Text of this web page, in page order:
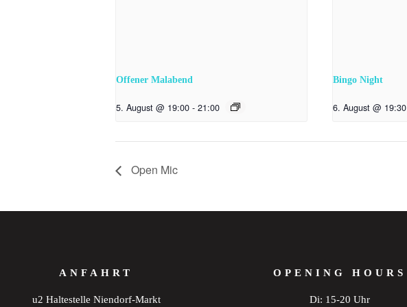
Offener Malabend
5. August @ 19:00 - 21:00
Bingo Night
6. August @ 19:30
Open Mic
ANFAHRT
u2 Haltestelle Niendorf-Markt
OPENING HOURS
Di: 15-20 Uhr